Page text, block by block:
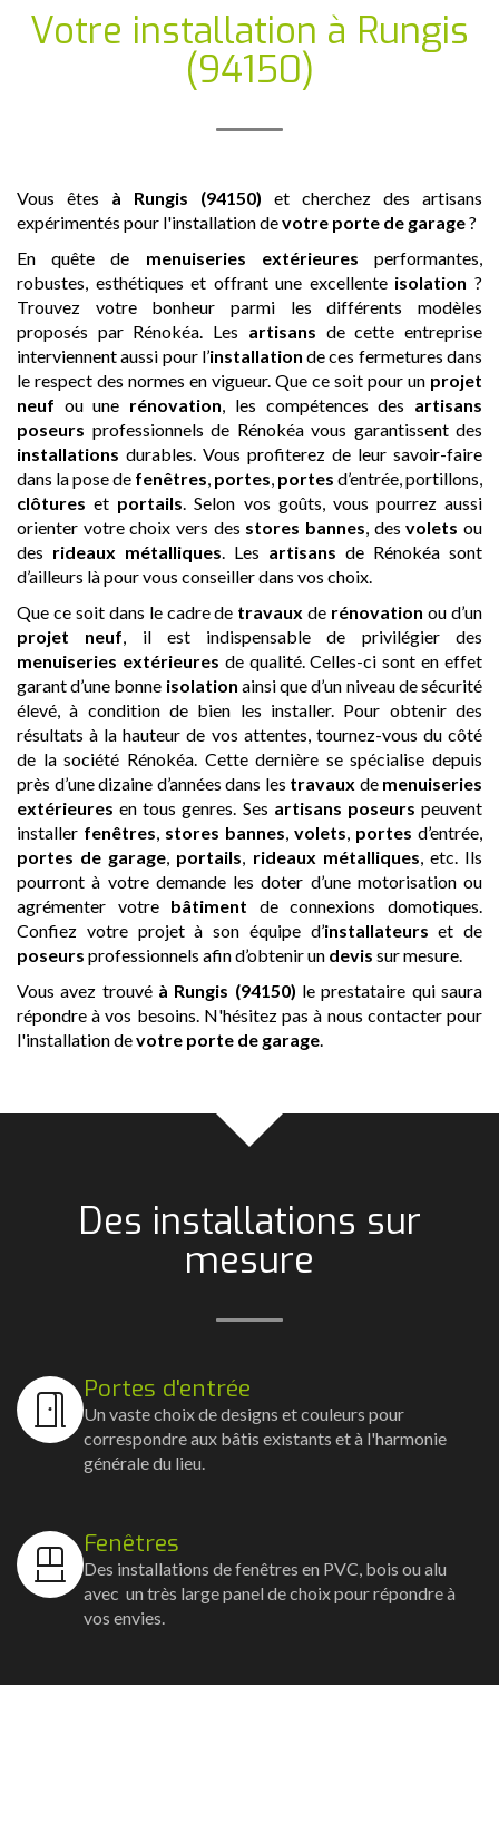
Votre installation à Rungis
(94150)
Vous êtes à Rungis (94150) et cherchez des artisans
expérimentés pour l'installation devotre porte de garage?
En quête de menuiseries extérieures performantes,
robustes, esthétiques et offrant une excellente isolation ?
Trouvez votre bonheur parmi les différents modèles
proposés par Rénokéa. Les artisans de cette entreprise
interviennent aussi pour l’installation de ces fermetures dans
le respect des normes en vigueur. Que ce soit pour un projet
neuf ou une rénovation, les compétences des artisans
poseurs professionnels de Rénokéa vous garantissent des
installations durables. Vous profiterez de leur savoir-faire
dans la pose de fenêtres, portes, portes d’entrée, portillons,
clôtures et portails. Selon vos goûts, vous pourrez aussi
orienter votre choix vers des stores bannes, desvolets ou
des rideaux métalliques. Les artisans de Rénokéa sont
d’ailleurs là pour vous conseiller dans vos choix.
Que ce soit dans le cadre de travaux de rénovation ou d’un
projet neuf, il est indispensable de privilégier des
menuiseries extérieures de qualité. Celles-ci sont en effet
garant d’une bonne isolation ainsi que d’un niveau de sécurité
élevé, à condition de bien les installer. Pour obtenir des
résultats à la hauteur de vos attentes, tournez-vous du côté
de la société Rénokéa. Cette dernière se spécialise depuis
près d’une dizaine d’années dans les travaux de menuiseries
extérieures en tous genres. Ses artisans poseurs peuvent
installer fenêtres, stores bannes, volets, portes d’entrée,
portes de garage, portails, rideaux métalliques, etc. Ils
pourront à votre demande les doter d’une motorisation ou
agrémenter votre bâtiment de connexions domotiques.
Confiez votre projet à son équipe d’installateurs et de
poseurs professionnels afin d’obtenir un devis sur mesure.
Vous avez trouvé à Rungis (94150) le prestataire qui saura
répondre à vos besoins. N'hésitez pas à nous contacter pour
l'installation devotre porte de garage.
Des installations sur
mesure
Portes d'entrée
Un vaste choix de designs et couleurs pour
correspondre aux bâtis existants et à l'harmonie
générale du lieu.
Fenêtres
Des installations de fenêtres en PVC, bois ou alu
avec un très large panel de choix pour répondre à
vos envies.